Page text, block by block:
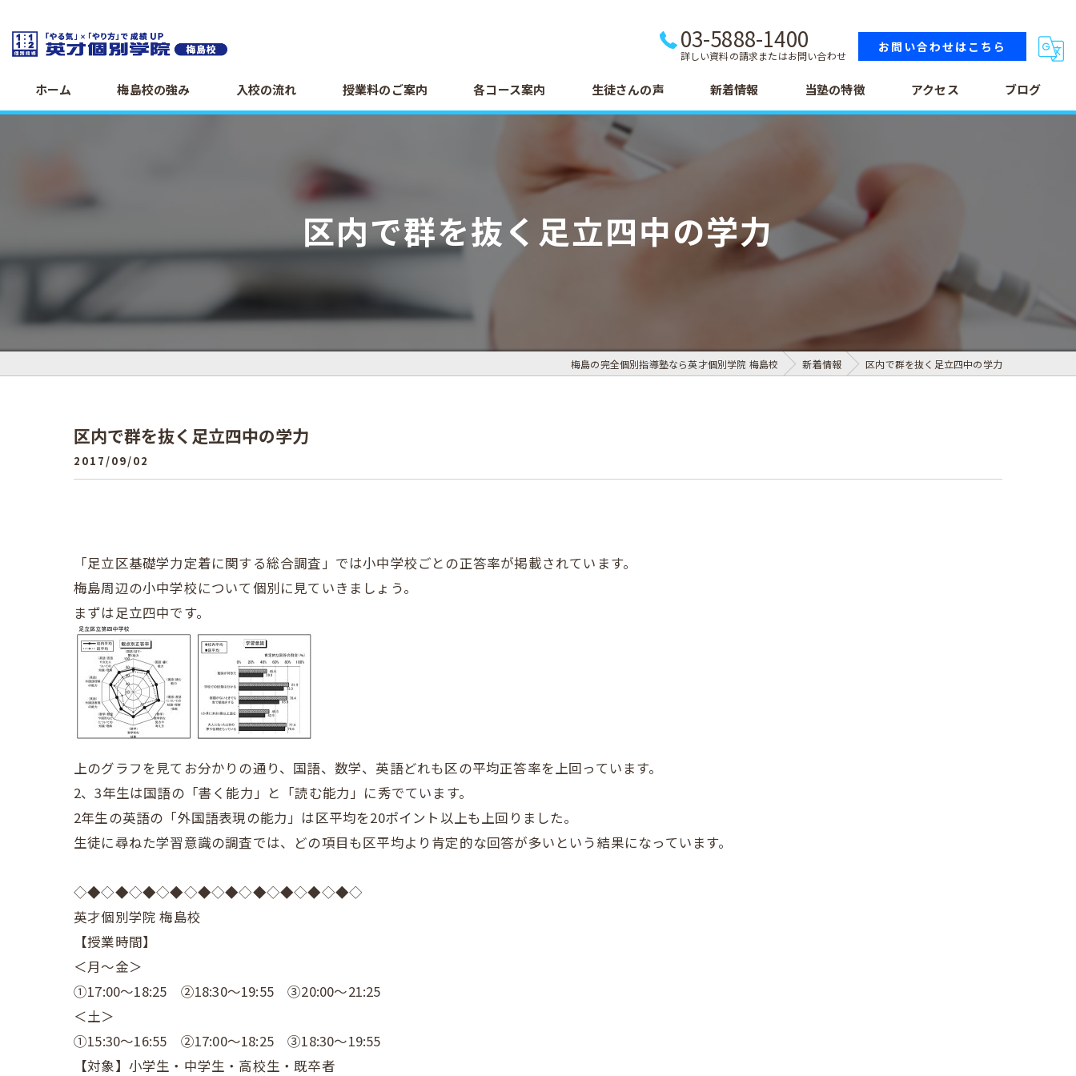
03-5888-1400
詳しい資料の請求またはお問い合わせ
お問い合わせはこちら
ホーム 梅島校の強み 入校の流れ 授業料のご案内 各コース案内 生徒さんの声 新着情報 当塾の特徴
高校生
テスト
アクセス ブログ
区内で群を抜く足立四中の学力
梅島の完全個別指導塾なら英才個別学院 梅島校 新着情報 区内で群を抜く足立四中の学力
区内で群を抜く足立四中の学力
2017/09/02
「足立区基礎学力定着に関する総合調査」では小中学校ごとの正答率が掲載されています。
梅島周辺の小中学校について個別に見ていきましょう。
まずは足立四中です。
上のグラフを見てお分かりの通り、国語、数学、英語どれも区の平均正答率を上回っています。
2、3年生は国語の「書く能力」と「読む能力」に秀でています。
2年生の英語の「外国語表現の能力」は区平均を20ポイント以上も上回りました。
生徒に尋ねた学習意識の調査では、どの項目も区平均より肯定的な回答が多いという結果になっています。
◇◆◇◆◇◆◇◆◇◆◇◆◇◆◇◆◇◆◇◆◇
英才個別学院 梅島校
【授業時間】
＜月～金＞
①17:00～18:25 ②18:30～19:55 ③20:00～21:25
＜土＞
①15:30～16:55 ②17:00～18:25 ③18:30～19:55
【対象】小学生・中学生・高校生・既卒者